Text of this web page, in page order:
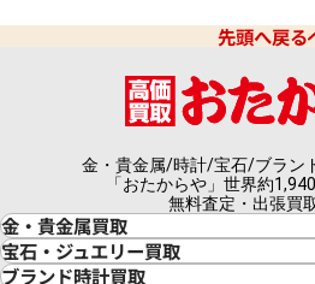
先頭へ戻る
金・貴金属/時計/宝石/ブラン
「おたからや」世界約
無料査定・出張買
金・貴金属買取
金買取
金の相場価格情報
宝石・ジュエリー買取
宝石・ジュエリー買取
ブランド時計買取